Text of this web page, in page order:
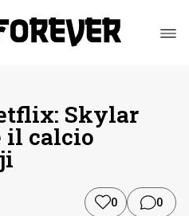
Skylar
il calcio
0 0